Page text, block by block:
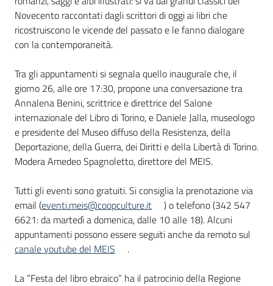
Novecento raccontati dagli scrittori di oggi ai libri che
ricostruiscono le vicende del passato e le fanno dialogare
con la contemporaneità.
Tra gli appuntamenti si segnala quello inaugurale che, il
giorno 26, alle ore 17:30, propone una conversazione tra
Annalena Benini, scrittrice e direttrice del Salone
internazionale del Libro di Torino, e Daniele Jalla, museologo
e presidente del Museo diffuso della Resistenza, della
Deportazione, della Guerra, dei Diritti e della Libertà di Torino.
Modera Amedeo Spagnoletto, direttore del MEIS.
Tutti gli eventi sono gratuiti. Si consiglia la prenotazione via
email (eventi.meis@coopculture.it
) o telefono (342 547
6621: da martedì a domenica, dalle 10 alle 18). Alcuni
appuntamenti possono essere seguiti anche da remoto sul
canale youtube del MEIS
.
La “Festa del libro ebraico” ha il patrocinio della Regione